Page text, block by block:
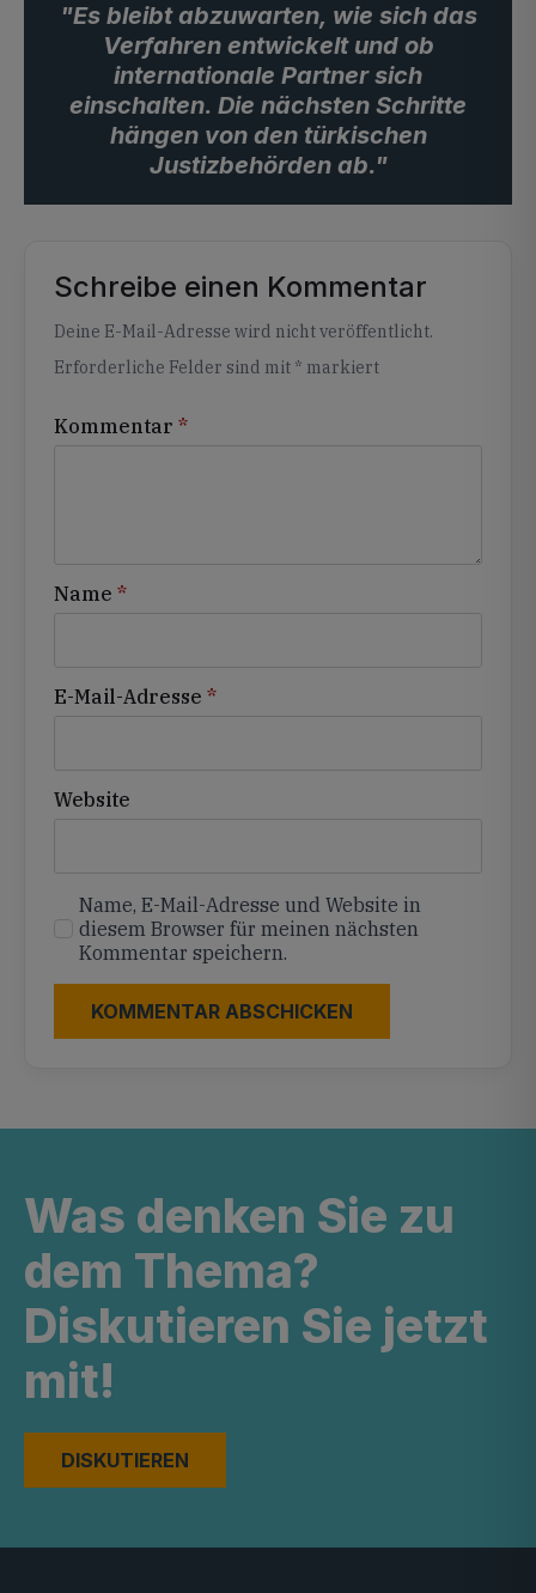
"Es bleibt abzuwarten, wie sich das
Verfahren entwickelt und ob
internationale Partner sich
einschalten. Die nächsten Schritte
hängen von den türkischen
Justizbehörden ab."
Schreibe einen Kommentar
Deine E-Mail-Adresse wird nicht veröffentlicht.
Erforderliche Felder sind mit * markiert
Kommentar *
Name *
E-Mail-Adresse *
Website
Name, E-Mail-Adresse und Website in
diesem Browser für meinen nächsten
Kommentar speichern.
Alternative:
Was denken Sie zu
dem Thema?
Diskutieren Sie jetzt
mit!
DISKUTIEREN